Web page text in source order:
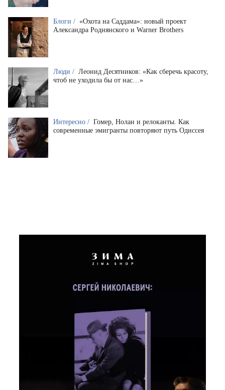
Блоги / «Охота на Саддама»: новый проект
Александра Роднянского и Warner Brothers
Люди / Леонид Десятников: «Как сберечь красоту,
чтоб не уходила бы от нас…»
Интересно / Гомер, Нолан и релоканты. Как
современные эмигранты повторяют путь Одиссея